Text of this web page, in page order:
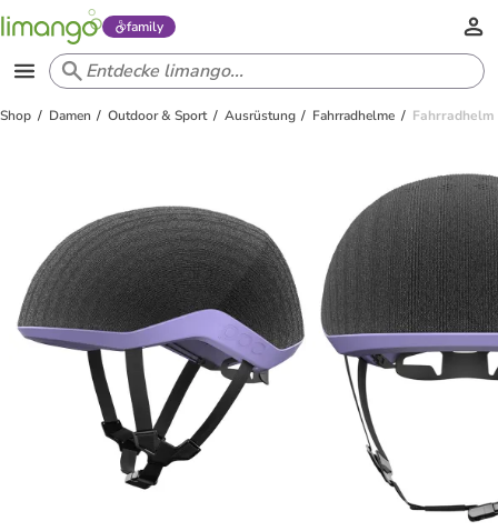
family
Shop Damen Outdoor & Sport Ausrüstung Fahrradhelme